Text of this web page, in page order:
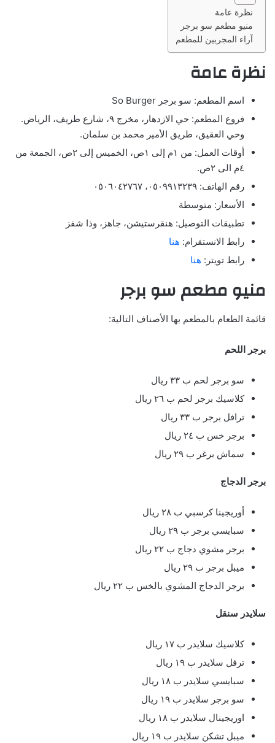
نظرة عامة
منيو مطعم سو برجر
آراء المجربين للمطعم
نظرة عامة
اسم المطعم: سو برجر So Burger
فروع المطعم: حي الازدهار، مخرج ٩، شارع طريف، الرياض.
وحي العقيق، طريق الأمير محمد بن سلمان.
أوقات العمل: من ١م إلى ١ص، الخميس إلى ٢ص، الجمعة من
٤م الى ٢ص.
رقم الهاتف: ٠٥٠٩٩١٣٢٣٩، ٠٥٠٦٠٤٢٧٦٧
الأسعار: متوسطة
تطبيقات التوصيل: هنقرستيشن، جاهز، وذا شفز
رابط الانستقرام: هنا
رابط تويتر: هنا
منيو مطعم سو برجر
قائمة الطعام بالمطعم بها الأصناف التالية:
برجر اللحم
سو برجر لحم ب ٣٣ ريال
كلاسيك برجر لحم ب ٢٦ ريال
ترافل برجر ب ٣٣ ريال
برجر خس ب ٢٤ ريال
سماش برغر ب ٢٩ ريال
برجر الدجاج
أوريجينا كرسبي ب ٢٨ ريال
سبايسي برجر ب ٢٩ ريال
برجر مشوي دجاج ب ٢٢ ريال
ميبل برجر ب ٢٩ ريال
برجر الدجاج المشوي بالخس ب ٢٢ ريال
سلايدر سنقل
كلاسيك سلايدر ب ١٧ ريال
ترفل سلايدر ب ١٩ ريال
سبايسي سلايدر ب ١٨ ريال
سو برجر سلايدر ب ١٩ ريال
اوريجينال سلايدر ب ١٨ ريال
ميبل تشكن سلايدر ب ١٩ ريال